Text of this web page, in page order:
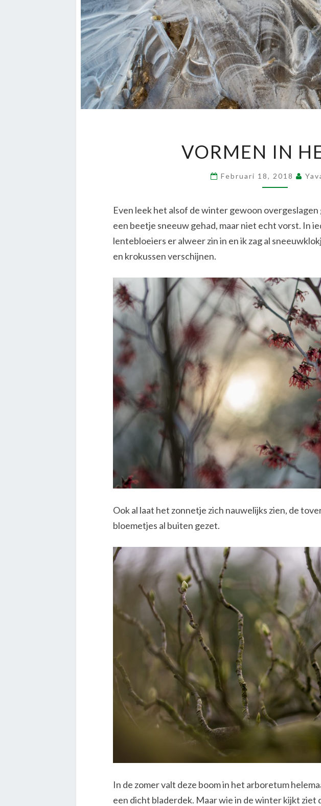
IN
VORMEN IN
Februari 18, 2018
Even leek het alsof de winter gewoon
een beetje sneeuw gehad, maar niet echt vorst. In
lentebloeiers er alweer zin in en ik zag al
en krokussen verschijnen.
Ook al laat het zonnetje zich nauwelijks zien, de
bloemetjes al buiten gezet.
In de zomer valt deze boom in het arboretum
een dicht bladerdek. Maar wie in de winter kijkt ziet